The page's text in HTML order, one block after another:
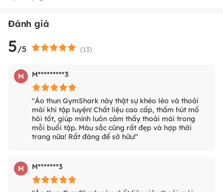
Đánh giá
5/5 (13)
M M*********3
"Áo thun GymShark này thật sự khéo léo và thoải
mái khi tập luyện! Chất liệu cao cấp, thấm hút mồ
hôi tốt, giúp mình luôn cảm thấy thoải mái trong
mỗi buổi tập. Màu sắc cũng rất đẹp và hợp thời
trang nữa! Rất đáng để sở hữu!"
M M*******3